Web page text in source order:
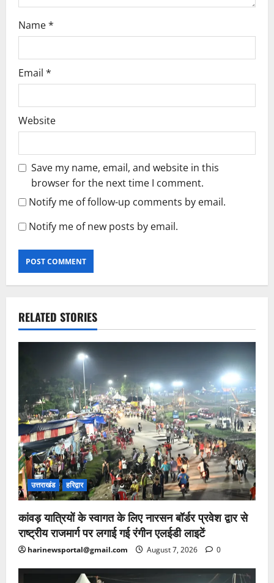
n
Name*
Email *
Website
Save my name, email, and website in this
browser for the next time I comment.
Notify me of follow-up comments by email.
Notify me of new posts by email.
RELATED STORIES
उत्तराखंड हरिद्वार
कांवड़ यात्रियों के स्वागत के लिए नारसन बॉर्डर प्रवेश द्वार से
राष्ट्रीय राजमार्ग पर लगाई गई रंगीन एलईडी लाइटें
harinewsportal@gmail.com August 7, 2026 0